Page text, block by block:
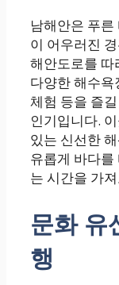
남해안은 푸
이 어우러진
해안도로를 따
다양한 해수욕
체험 등을 즐
인기입니다.
있는 신선한
유롭게 바다
는 시간을 가
문화 유
행